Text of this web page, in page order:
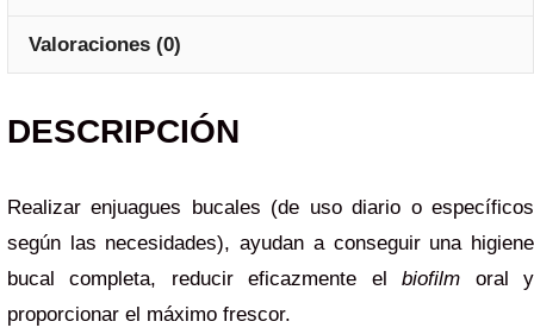
Valoraciones (0)
DESCRIPCIÓN
Realizar enjuagues bucales (de uso diario o específicos
según las necesidades), ayudan a conseguir una higiene
bucal completa, reducir eficazmente elbiofilm oral y
proporcionar el máximo frescor.